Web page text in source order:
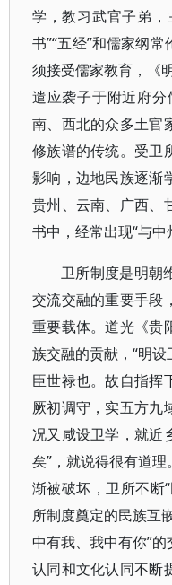
学，教习武官子弟，
书”“五经”和儒家纲
须接受儒家教育，《
遣应袭子于附近府
南、西北的众多土官
修族谱的传统。受卫
影响，边地民族逐渐
贵州、云南、广西、
书中，经常出现“与中
卫所制度是明朝
交流交融的重要手段
重要载体。道光《贵
族交融的贡献，“明
臣世禄也。故自指挥
厥初调守，实五方九
况又咸设卫学，就近
矣”，就说得很有道
渐被破坏，卫所不断
所制度奠定的民族互
中有我、我中有你”
认同和文化认同不断